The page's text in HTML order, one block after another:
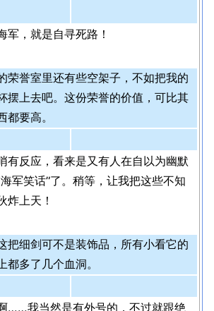
军，就是自寻死路！
荣誉室里还有些空架子，不如把我的
摆上去吧。这份荣誉的价值，可比其
都要高。
有反应，看来是又有人在自以为幽默
军笑话”了。稍等，让我把这些不知
炸上天！
把细剑可不是装饰品，所有小看它的
都多了几个血洞。
……我当然是有外号的，不过就跟绝